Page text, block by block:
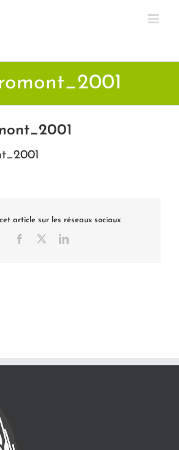
article sur les réseaux sociaux
Facebook LinkedIn